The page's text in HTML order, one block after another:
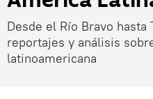
Desde el Río Bravo
reportajes y análisis
latinoamericana